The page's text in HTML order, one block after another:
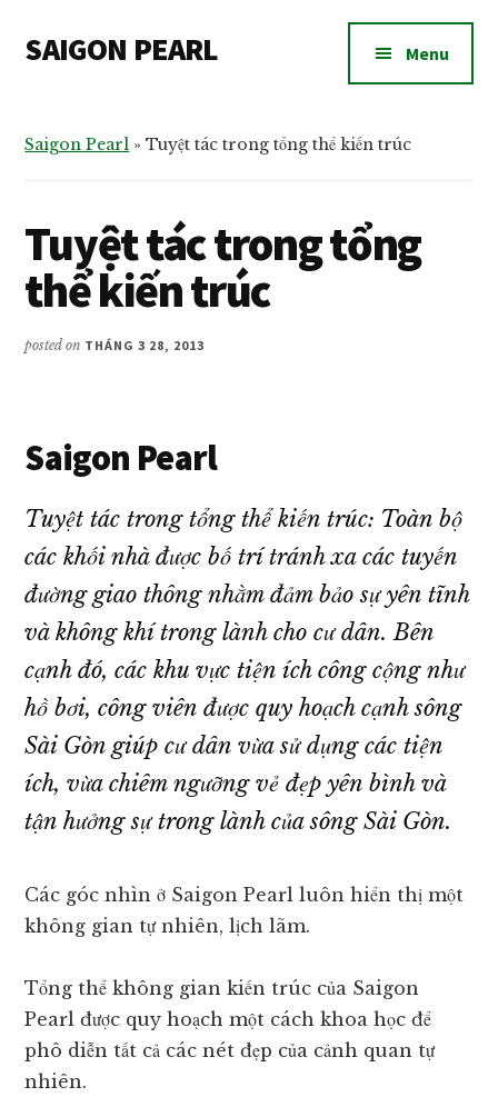
main
qua
primary
footer
menu
SAIGON PEARL
căn
cư
Saigon
Pearl
và
Menu
Saigon Pearl »Tuyệt tác trong tổng thể kiến trúc
Tuyệt tác trong tổng
thể kiến trúc
posted on THÁNG 3 28, 2013
Saigon Pearl
Tuyệt tác trong tổng thể kiến trúc: Toàn bộ
các khối nhà được bố trí tránh xa các tuyến
đường giao thông nhằm đảm bảo sự yên tĩnh
và không khí trong lành cho cư dân. Bên
cạnh đó, các khu vực tiện ích công cộng như
hồ bơi, công viên được quy hoạch cạnh sông
Sài Gòn giúp cư dân vừa sử dụng các tiện
ích, vừa chiêm ngưỡng vẻ đẹp yên bình và
tận hưởng sự trong lành của sông Sài Gòn.
Các góc nhìn ở Saigon Pearl luôn hiển thị một
không gian tự nhiên, lịch lãm.
Tổng thể không gian kiến trúc của Saigon
Pearl được quy hoạch một cách khoa học để
phô diễn tất cả các nét đẹp của cảnh quan tự
nhiên.